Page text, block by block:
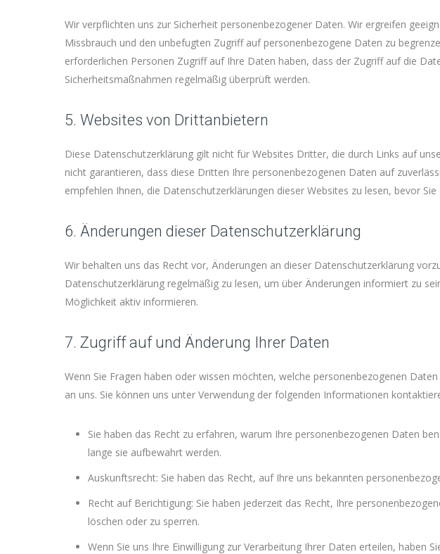
Wir verpflichten uns zur Sicherheit personenbezogener Daten. Wir ergreifen
Missbrauch und den unbefugten Zugriff auf personenbezogene Daten zu
erforderlichen Personen Zugriff auf Ihre Daten haben, dass der Zugriff auf die
Sicherheitsmaßnahmen regelmäßig überprüft werden.
5. Websites von Drittanbietern
Diese Datenschutzerklärung gilt nicht für Websites Dritter, die durch Links auf
nicht garantieren, dass diese Dritten Ihre personenbezogenen Daten auf
empfehlen Ihnen, die Datenschutzerklärungen dieser Websites zu lesen, bevor
6. Änderungen dieser Datenschutzerklärung
Wir behalten uns das Recht vor, Änderungen an dieser Datenschutzerklärung
Datenschutzerklärung regelmäßig zu lesen, um über Änderungen informiert zu
Möglichkeit aktiv informieren.
7. Zugriff auf und Änderung Ihrer Daten
Wenn Sie Fragen haben oder wissen möchten, welche personenbezogenen
an uns. Sie können uns unter Verwendung der folgenden Informationen
Sie haben das Recht zu erfahren, warum Ihre personenbezogenen Daten
lange sie aufbewahrt werden.
Auskunftsrecht: Sie haben das Recht, auf Ihre uns bekannten
Recht auf Berichtigung: Sie haben jederzeit das Recht, Ihre
löschen oder zu sperren.
Wenn Sie uns Ihre Einwilligung zur Verarbeitung Ihrer Daten erteilen, haben